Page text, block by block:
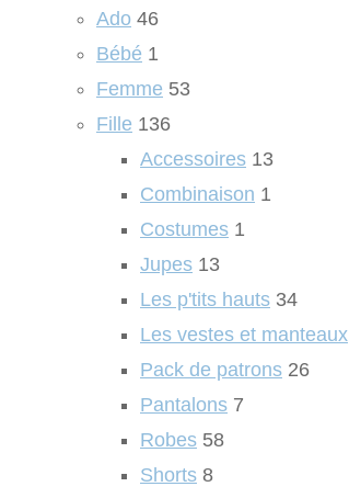
Ado 46
Bébé 1
Femme 53
Fille 136
Accessoires 13
Combinaison 1
Costumes 1
Jupes 13
Les p'tits hauts 34
Les vestes et manteaux
Pack de patrons 26
Pantalons 7
Robes 58
Shorts 8